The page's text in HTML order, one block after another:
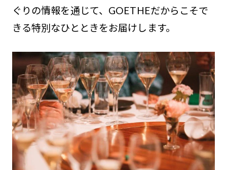
ぐりの情報を通じて、GOETHEだからこそで
きる特別なひとときをお届けします。